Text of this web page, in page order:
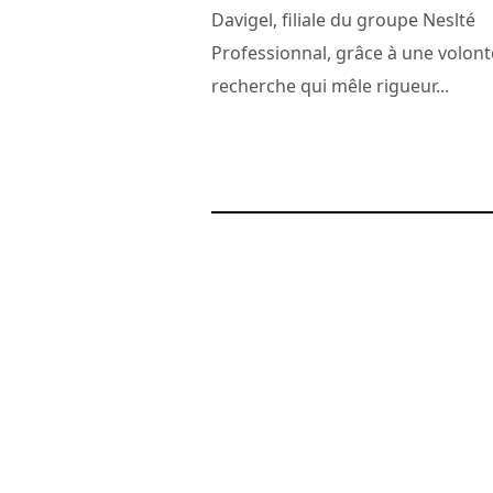
Davigel, filiale du groupe Neslté
Professionnal, grâce à une
recherche qui mêle rigueur...